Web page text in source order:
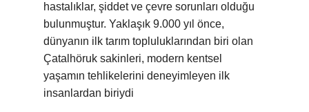
hastalıklar, şiddet ve çevre sorunları olduğu
bulunmuştur. Yaklaşık 9.000 yıl önce,
dünyanın ilk tarım topluluklarından biri olan
Çatalhöruk sakinleri, modern kentsel
yaşamın tehlikelerini deneyimleyen ilk
insanlardan biriydi